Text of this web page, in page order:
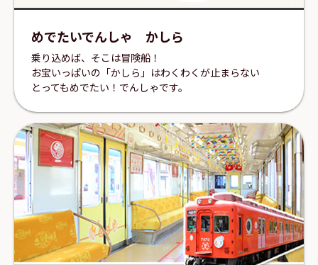
めでたいでんしゃ かしら
乗り込めば、そこは冒険船！
お宝いっぱいの「かしら」はわくわくが止まらない
とってもめでたい！でんしゃです。